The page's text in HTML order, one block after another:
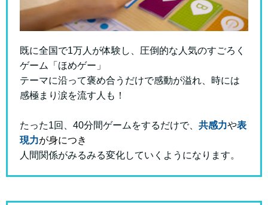
既に全国で1万人が体験し、圧倒的な人気のすごろく
ゲーム「ほめゲー」
テーマに沿って褒め合うだけで感動が溢れ、 時には
感極まり涙を流す人も！
たった1回、40分間ゲームをするだけで、 共感力や表
現力が身につき
人間関係がみるみる変化していくようになります。